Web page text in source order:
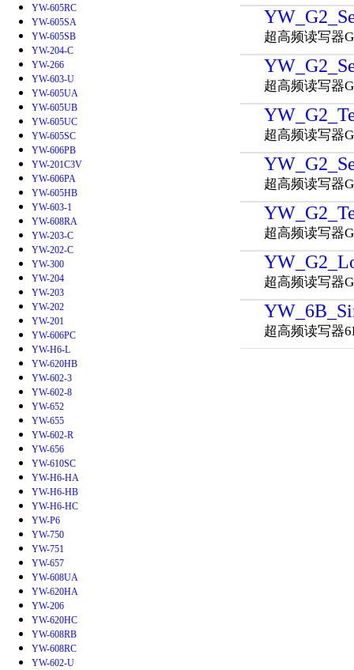
YW-605RC
YW-605SA
YW-605SB
YW-204-C
YW-266
YW-603-U
YW-605UA
YW-605UB
YW-605UC
YW-605SC
YW-606PB
YW-201C3V
YW-606PA
YW-605HB
YW-603-1
YW-608RA
YW-203-C
YW-202-C
YW-300
YW-204
YW-203
YW-202
YW-201
YW-606PC
YW-H6-L
YW-620HB
YW-602-3
YW-602-8
YW-652
YW-655
YW-602-R
YW-656
YW-610SC
YW-H6-HA
YW-H6-HB
YW-H6-HC
YW-P6
YW-750
YW-751
YW-657
YW-608UA
YW-620HA
YW-206
YW-620HC
YW-608RB
YW-608RC
YW-602-U
超高频读写器
超高频读写器
超高频读写器
超高频读写器
超高频读写器
超高频读写器
超高频读写器